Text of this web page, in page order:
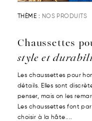
THÈME : NOS PRODUITS
Chaussettes
style et
Les chaussettes pour
détails. Elles sont
penser, mais on les
Les chaussettes font
choisir à la hâte....